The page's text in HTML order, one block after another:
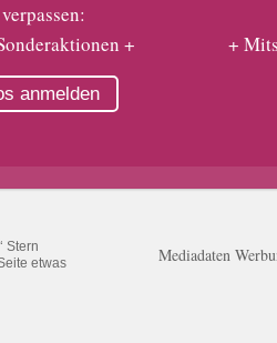
+
anmelden
+
Stern
etwas
Mediadaten